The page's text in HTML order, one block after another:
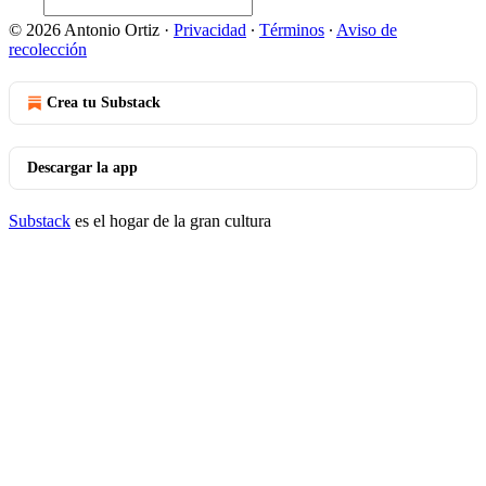
© 2026 Antonio Ortiz · Privacidad ∙ Términos ∙ Aviso de
recolección
Crea tu Substack
Descargar la app
Substack es el hogar de la gran cultura